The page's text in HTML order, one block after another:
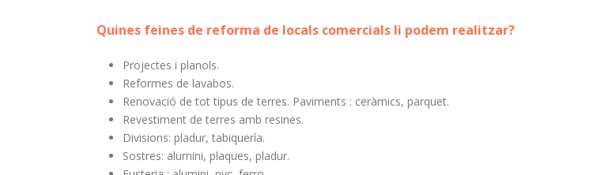
Quines feines de reforma de locals comercials li podem realitzar?
Projectes i planols.
Reformes de lavabos.
Renovació de tot tipus de terres. Paviments : ceràmics, parquet.
Revestiment de terres amb resines.
Divisions: pladur, tabiquería.
Sostres: alumini, plaques, pladur.